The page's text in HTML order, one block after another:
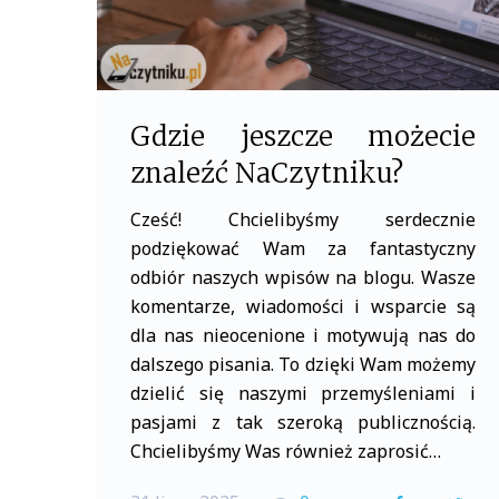
Gdzie jeszcze możecie
znaleźć NaCzytniku?
Cześć! Chcielibyśmy serdecznie
podziękować Wam za fantastyczny
odbiór naszych wpisów na blogu. Wasze
komentarze, wiadomości i wsparcie są
dla nas nieocenione i motywują nas do
dalszego pisania. To dzięki Wam możemy
dzielić się naszymi przemyśleniami i
pasjami z tak szeroką publicznością.
Chcielibyśmy Was również zaprosić…